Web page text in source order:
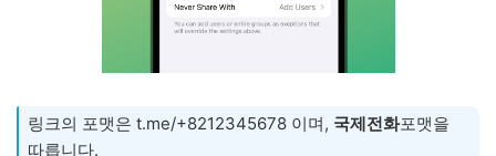
링크의 포맷은 t.me/+8212345678 이며, 국제전화포맷을
따릅니다.